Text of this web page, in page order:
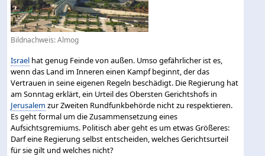
Bildnachweis: Almog
Israel hat genug Feinde von außen. Umso gefährlicher ist es,
wenn das Land im Inneren einen Kampf beginnt, der das
Vertrauen in seine eigenen Regeln beschädigt. Die Regierung hat
am Sonntag erklärt, ein Urteil des Obersten Gerichtshofs in
Jerusalem zur Zweiten Rundfunkbehörde nicht zu respektieren.
Es geht formal um die Zusammensetzung eines
Aufsichtsgremiums. Politisch aber geht es um etwas Größeres:
Darf eine Regierung selbst entscheiden, welches Gerichtsurteil
für sie gilt und welches nicht?